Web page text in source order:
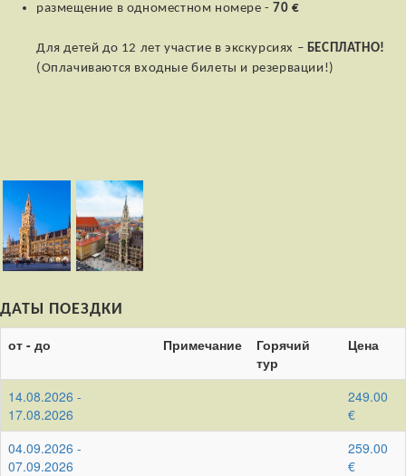
размещение в одноместном номере -70 €
Для детей до 12 лет участие в экскурсиях – БЕСПЛАТНО!
(Оплачиваются входные билеты и резервации!)
ДАТЫ ПОЕЗДКИ
от - до Примечание
Горячий
тур
Цена
14.08.2026 -
17.08.2026
249.00
€
04.09.2026 -
07.09.2026
259.00
€